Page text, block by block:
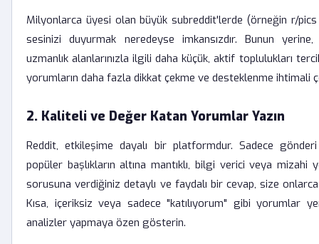
Milyonlarca üyesi olan büyük subreddit'lerde (örneğin r/
sesinizi duyurmak neredeyse imkansızdır. Bunun
uzmanlık alanlarınızla ilgili daha küçük, aktif toplulukları
yorumların daha fazla dikkat çekme ve desteklenme ihtimali
2. Kaliteli ve Değer Katan Yorumlar Yazın
Reddit, etkileşime dayalı bir platformdur. Sadece
popüler başlıkların altına mantıklı, bilgi verici veya mizahi
sorusuna verdiğiniz detaylı ve faydalı bir cevap, size
Kısa, içeriksiz veya sadece "katılıyorum" gibi yorumlar
analizler yapmaya özen gösterin.